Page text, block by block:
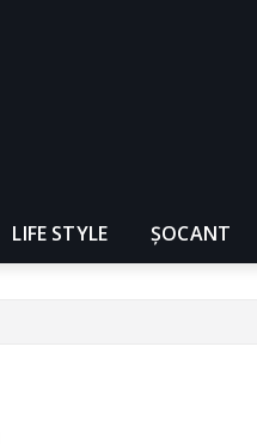
LIFE STYLE ȘOCANT